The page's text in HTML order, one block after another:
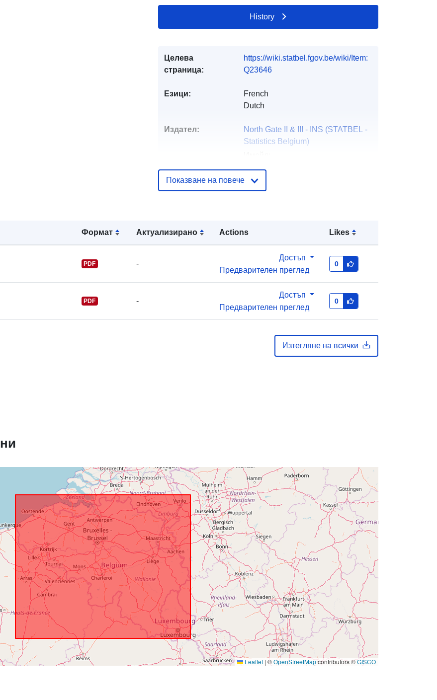
Формат Актуализирано Actions Likes
PDF -
Достъп
Предварителен преглед
0
PDF -
Достъп
Предварителен преглед
0
Изтегляне на всички
Leaflet | ©OpenStreetMapcontributors ©GISCO
History
Целева
страница:
https://wiki.statbel.fgov.be/wiki/Item:
Q23646
Езици:
French
Dutch
Издател:
North Gate II & III - INS (STATBEL -
Statistics Belgium)
Начало:
Имейл:
mailto:statbel@economie.fgov.be
URL адрес: https://statbel.fgov.be/en
https://statbel.fgov.be/nl
https://statbel.fgov.be/de
https://statbel.fgov.be/fr
Каталожен
Добавено към data.europa.eu: 14
Актуализирана на data.europa.eu:
30 July 2026
uriRef:
http://data.europa.eu/88u/dataset/q2
3646-id
Права за
достъп:
public
Времеви
обхват:
01 January 2008
- 31 December 2008
Показване на повече